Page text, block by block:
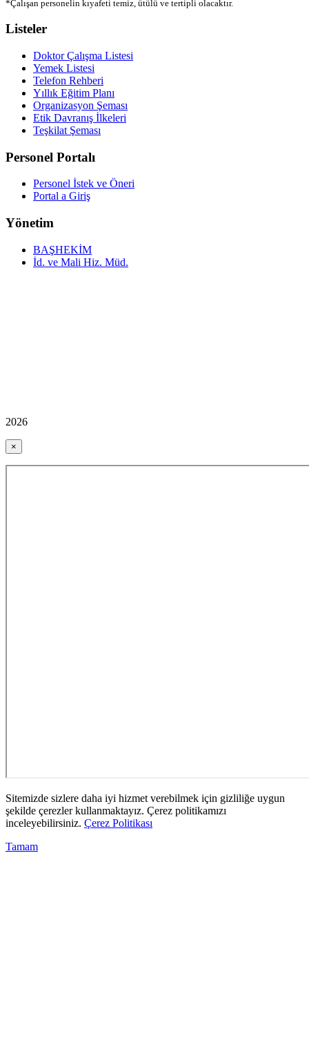
*Çalışan personelin kıyafeti temiz, ütülü ve tertipli olacaktır.
Listeler
Doktor Çalışma Listesi
Yemek Listesi
Telefon Rehberi
Yıllık Eğitim Planı
Organizasyon Şeması
Etik Davranış İlkeleri
Teşkilat Şeması
Personel Portalı
Personel İstek ve Öneri
Portal a Giriş
Yönetim
BAŞHEKİM
İd. ve Mali Hiz. Müd.
2026
×
Sitemizde sizlere daha iyi hizmet verebilmek için gizliliğe uygun
şekilde çerezler kullanmaktayız. Çerez politikamızı
inceleyebilirsiniz. Çerez Politikası
Tamam